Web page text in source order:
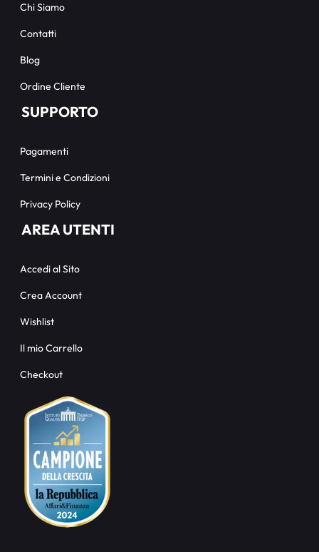
Chi Siamo
Contatti
Blog
Ordine Cliente
SUPPORTO
Pagamenti
Termini e Condizioni
Privacy Policy
AREA UTENTI
Accedi al Sito
Crea Account
Wishlist
Il mio Carrello
Checkout